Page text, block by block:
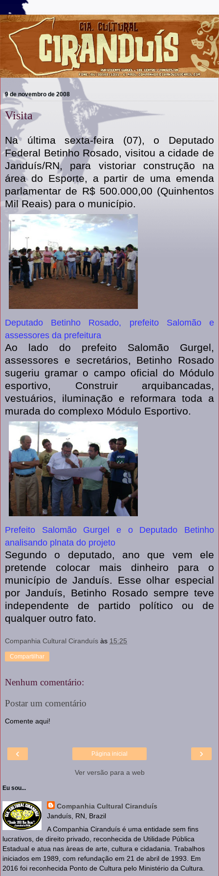
9 de novembro de 2008
Visita
Na última sexta-feira (07), o Deputado
Federal Betinho Rosado, visitou a cidade de
Janduís/RN, para vistoriar construção na
área do Esporte, a partir de uma emenda
parlamentar de R$ 500.000,00 (Quinhentos
Mil Reais) para o município.
Deputado Betinho Rosado, prefeito Salomão e
assessores da prefeitura
Ao lado do prefeito Salomão Gurgel,
assessores e secretários, Betinho Rosado
sugeriu gramar o campo oficial do Módulo
esportivo, Construir arquibancadas,
vestuários, iluminação e reformara toda a
murada do complexo Módulo Esportivo.
Prefeito Salomão Gurgel e o Deputado Betinho
analisando plnata do projeto
Segundo o deputado, ano que vem ele
pretende colocar mais dinheiro para o
município de Janduís. Esse olhar especial
por Janduís, Betinho Rosado sempre teve
independente de partido político ou de
qualquer outro fato.
Companhia Cultural Ciranduís às 15:25
Compartilhar
Nenhum comentário:
Postar um comentário
Comente aqui!
‹ ›
Página inicial
Ver versão para a web
Eu sou...
Companhia Cultural Ciranduís
Janduís, RN, Brazil
A Companhia Ciranduís é uma entidade sem fins
lucrativos, de direito privado, reconhecida de Utilidade Pública
Estadual e atua nas àreas de arte, cultura e cidadania. Trabalhos
iniciados em 1989, com refundação em 21 de abril de 1993. Em
2016 foi reconhecida Ponto de Cultura pelo Ministério da Cultura.